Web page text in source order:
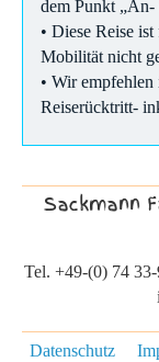
dem Punkt „An-
• Diese Reise
Mobilität nicht
• Wir
Reiserücktritt-
Sackmann
Tel. +49-(0) 74
Datenschutz